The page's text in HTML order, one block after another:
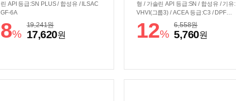
린 API 등급:SN PLUS / 합성유 / ILSAC
GF-6A
8%
19,241원
17,620원
형 / 가솔린 API 등급:SN / 합성유 / 기유:
VHVI(그룹3) / ACEA 등급:C3 / DPF장
12%
6,558원
5,760원